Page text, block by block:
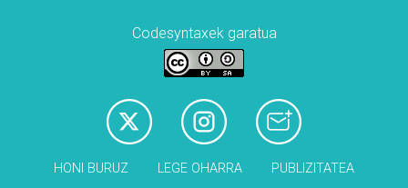
Codesyntaxek garatua
HONI BURUZ LEGE OHARRA PUBLIZITATEA